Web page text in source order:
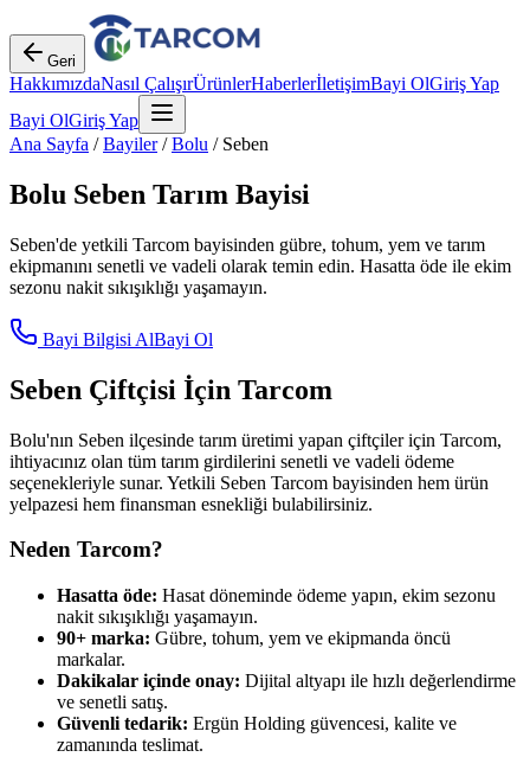
Geri
HakkımızdaNasıl ÇalışırÜrünlerHaberlerİletişimBayi OlGiriş Yap
Bayi OlGiriş Yap
Ana Sayfa /Bayiler/Bolu / Seben
Bolu Seben Tarım Bayisi
Seben'de yetkili Tarcom bayisinden gübre, tohum, yem ve tarım
ekipmanını senetli ve vadeli olarak temin edin. Hasatta öde ile ekim
sezonu nakit sıkışıklığı yaşamayın.
Bayi Bilgisi AlBayi Ol
Seben Çiftçisi İçin Tarcom
Bolu'nın Seben ilçesinde tarım üretimi yapan çiftçiler için Tarcom,
ihtiyacınız olan tüm tarım girdilerini senetli ve vadeli ödeme
seçenekleriyle sunar. Yetkili Seben Tarcom bayisinden hem ürün
yelpazesi hem finansman esnekliği bulabilirsiniz.
Neden Tarcom?
Hasatta öde: Hasat döneminde ödeme yapın, ekim sezonu
nakit sıkışıklığı yaşamayın.
90+ marka: Gübre, tohum, yem ve ekipmanda öncü
markalar.
Dakikalar içinde onay: Dijital altyapı ile hızlı değerlendirme
ve senetli satış.
Güvenli tedarik: Ergün Holding güvencesi, kalite ve
zamanında teslimat.